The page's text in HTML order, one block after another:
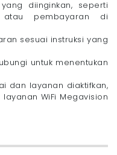
diinginkan, seperti
pembayaran di
sesuai instruksi yang
untuk menentukan
dan layanan diaktifkan,
WiFi Megavision